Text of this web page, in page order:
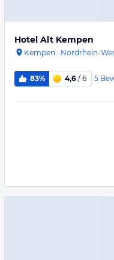
Hotel Alt Kempen
Kempen · Nordrhein-
83% 4,6 / 6 5